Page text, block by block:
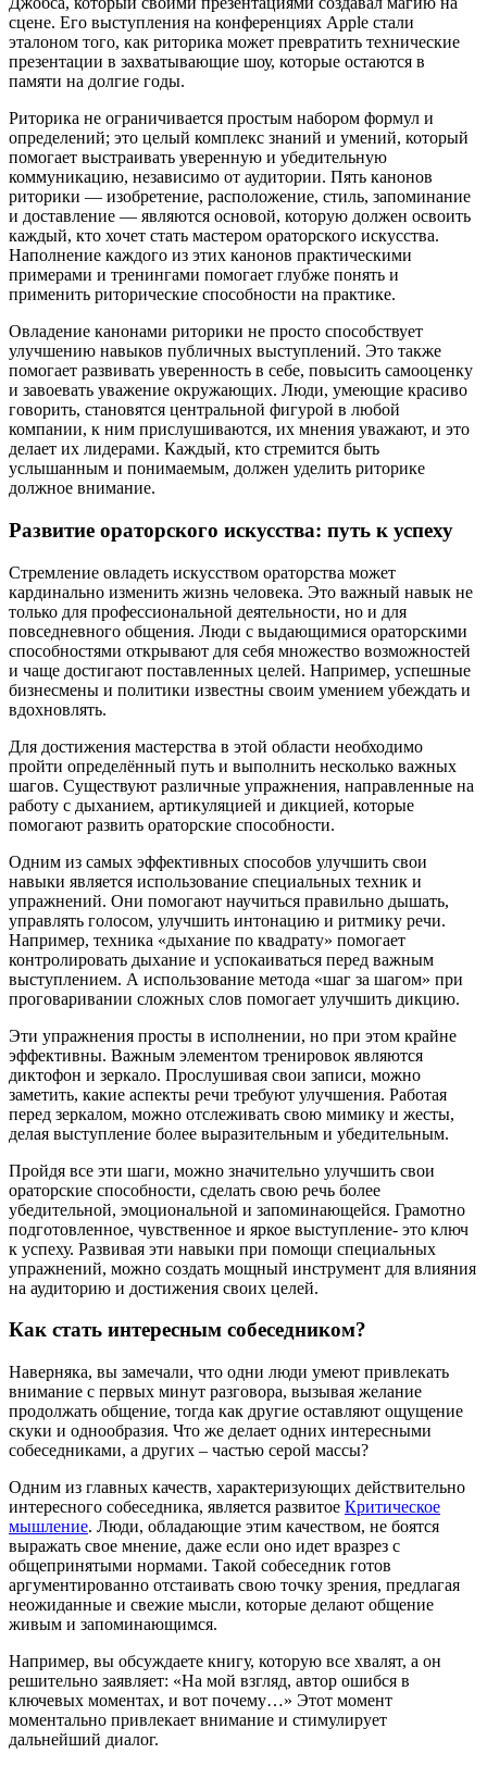
сцене. Его выступления на конференциях Apple стали
эталоном того, как риторика может превратить технические
презентации в захватывающие шоу, которые остаются в
памяти на долгие годы.
Риторика не ограничивается простым набором формул и
определений; это целый комплекс знаний и умений, который
помогает выстраивать уверенную и убедительную
коммуникацию, независимо от аудитории. Пять канонов
риторики — изобретение, расположение, стиль, запоминание
и доставление — являются основой, которую должен освоить
каждый, кто хочет стать мастером ораторского искусства.
Наполнение каждого из этих канонов практическими
примерами и тренингами помогает глубже понять и
применить риторические способности на практике.
Овладение канонами риторики не просто способствует
улучшению навыков публичных выступлений. Это также
помогает развивать уверенность в себе, повысить самооценку
и завоевать уважение окружающих. Люди, умеющие красиво
говорить, становятся центральной фигурой в любой
компании, к ним прислушиваются, их мнения уважают, и это
делает их лидерами. Каждый, кто стремится быть
услышанным и понимаемым, должен уделить риторике
должное внимание.
Развитие ораторского искусства: путь к успеху
Стремление овладеть искусством ораторства может
кардинально изменить жизнь человека. Это важный навык не
только для профессиональной деятельности, но и для
повседневного общения. Люди с выдающимися ораторскими
способностями открывают для себя множество возможностей
и чаще достигают поставленных целей. Например, успешные
бизнесмены и политики известны своим умением убеждать и
вдохновлять.
Для достижения мастерства в этой области необходимо
пройти определённый путь и выполнить несколько важных
шагов. Существуют различные упражнения, направленные на
работу с дыханием, артикуляцией и дикцией, которые
помогают развить ораторские способности.
Одним из самых эффективных способов улучшить свои
навыки является использование специальных техник и
упражнений. Они помогают научиться правильно дышать,
управлять голосом, улучшить интонацию и ритмику речи.
Например, техника «дыхание по квадрату» помогает
контролировать дыхание и успокаиваться перед важным
выступлением. А использование метода «шаг за шагом» при
проговаривании сложных слов помогает улучшить дикцию.
Эти упражнения просты в исполнении, но при этом крайне
эффективны. Важным элементом тренировок являются
диктофон и зеркало. Прослушивая свои записи, можно
заметить, какие аспекты речи требуют улучшения. Работая
перед зеркалом, можно отслеживать свою мимику и жесты,
делая выступление более выразительным и убедительным.
Пройдя все эти шаги, можно значительно улучшить свои
ораторские способности, сделать свою речь более
убедительной, эмоциональной и запоминающейся. Грамотно
подготовленное, чувственное и яркое выступление- это ключ
к успеху. Развивая эти навыки при помощи специальных
упражнений, можно создать мощный инструмент для влияния
на аудиторию и достижения своих целей.
Как стать интересным собеседником?
Наверняка, вы замечали, что одни люди умеют привлекать
внимание с первых минут разговора, вызывая желание
продолжать общение, тогда как другие оставляют ощущение
скуки и однообразия. Что же делает одних интересными
собеседниками, а других – частью серой массы?
Одним из главных качеств, характеризующих действительно
интересного собеседника, является развитое Критическое
мышление. Люди, обладающие этим качеством, не боятся
выражать свое мнение, даже если оно идет вразрез с
общепринятыми нормами. Такой собеседник готов
аргументированно отстаивать свою точку зрения, предлагая
неожиданные и свежие мысли, которые делают общение
живым и запоминающимся.
Например, вы обсуждаете книгу, которую все хвалят, а он
решительно заявляет: «На мой взгляд, автор ошибся в
ключевых моментах, и вот почему…» Этот момент
моментально привлекает внимание и стимулирует
дальнейший диалог.